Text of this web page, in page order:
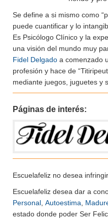
Se define a si mismo como
puede cuantificar y lo
Es Psicólogo Clínico y la
una visión del mundo muy
Fidel Delgado a comenzado
profesión y hace de
mediante juegos, juguetes y
Páginas de interés:
Escuelafeliz no desea
Escuelafeliz desea dar a
Personal Autoestima
estado donde poder Ser